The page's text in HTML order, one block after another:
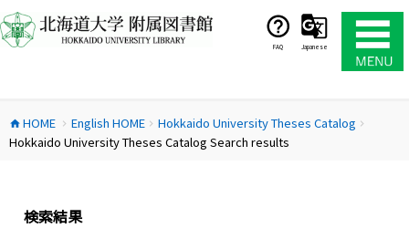
ン
テ
ス
キ
FAQ Japanese
home HOME chevron_right English HOMEchevron_right Hokkaido University Theses Catalog chevron_right
Hokkaido University Theses Catalog Search results
検索結果